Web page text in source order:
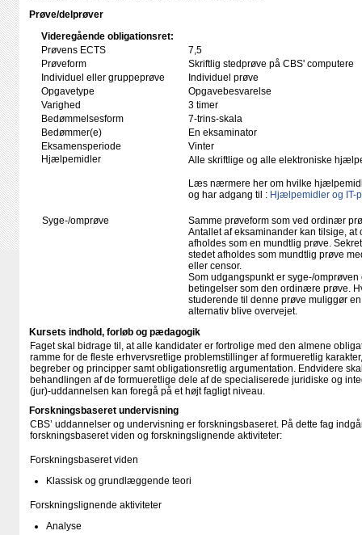
Prøve/delprøver
Videregående obligationsret:
Prøvens ECTS
7,5
Prøveform
Skriftlig stedprøve på CBS' computere
Individuel eller gruppeprøve
Individuel prøve
Opgavetype
Opgavebesvarelse
Varighed
3 timer
Bedømmelsesform
7-trins-skala
Bedømmer(e)
En eksaminator
Eksamensperiode
Vinter
Hjælpemidler
Alle skriftlige og alle elektroniske
Læs nærmere her om hvilke
og har adgang til : Hjælpemidler og IT-
Syge-/omprøve
Samme prøveform som ved ordinær
Antallet af eksaminander kan tilsige,
afholdes som en mundtlig prøve.
stedet afholdes som mundtlig prøve
eller censor.
Som udgangspunkt er syge-/
betingelser som den ordinære prøve.
studerende til denne prøve muliggør
alternativ blive overvejet.
Kursets indhold, forløb og pædagogik
Faget skal bidrage til, at alle kandidater er fortrolige med den almene
ramme for de fleste erhvervsretlige problemstillinger af formueretlig
begreber og principper samt obligationsretlig argumentation. Endvidere
behandlingen af de formueretlige dele af de specialiserede juridiske og
(jur)-uddannelsen kan foregå på et højt fagligt niveau.
Forskningsbaseret undervisning
CBS’ uddannelser og undervisning er forskningsbaseret. På dette fag
forskningsbaseret viden og forskningslignende aktiviteter:
Forskningsbaseret viden
Klassisk og grundlæggende teori
Forskningslignende aktiviteter
Analyse